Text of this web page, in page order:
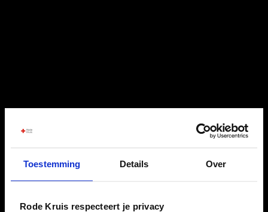
Toestemming Details Over
Rode Kruis respecteert je privacy